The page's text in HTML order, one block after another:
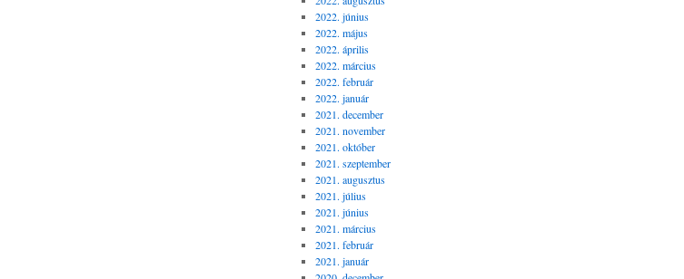
2022. június
2022. május
2022. április
2022. március
2022. február
2022. január
2021. december
2021. november
2021. október
2021. szeptember
2021. augusztus
2021. július
2021. június
2021. március
2021. február
2021. január